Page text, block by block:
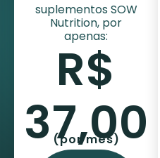
suplementos SOW
Nutrition, por
apenas:
R$
37,00
(por mês)